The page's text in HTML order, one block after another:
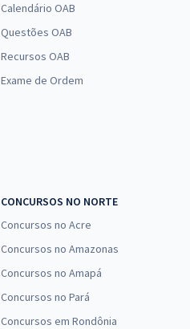
Calendário OAB
Questões OAB
Recursos OAB
Exame de Ordem
CONCURSOS NO NORTE
Concursos no Acre
Concursos no Amazonas
Concursos no Amapá
Concursos no Pará
Concursos em Rondônia